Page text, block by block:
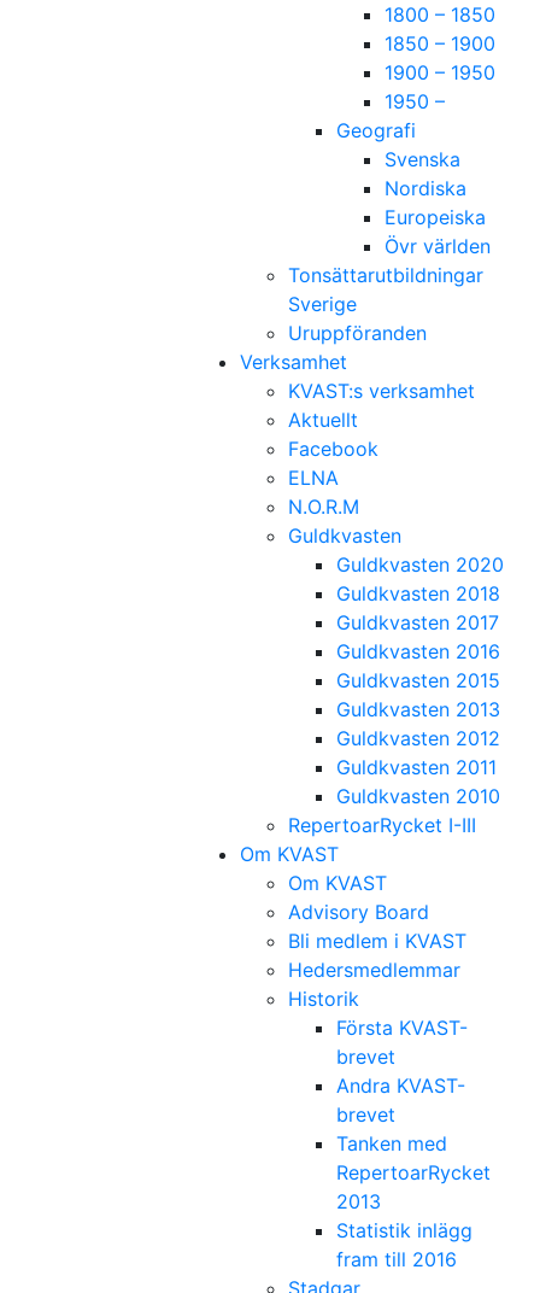
1800 – 1850
1850 – 1900
1900 – 1950
1950 –
Geografi
Svenska
Nordiska
Europeiska
Övr världen
Tonsättarutbildningar
Sverige
Uruppföranden
Verksamhet
KVAST:s verksamhet
Aktuellt
Facebook
ELNA
N.O.R.M
Guldkvasten
Guldkvasten 2020
Guldkvasten 2018
Guldkvasten 2017
Guldkvasten 2016
Guldkvasten 2015
Guldkvasten 2013
Guldkvasten 2012
Guldkvasten 2011
Guldkvasten 2010
RepertoarRycket I-III
Om KVAST
Om KVAST
Advisory Board
Bli medlem i KVAST
Hedersmedlemmar
Historik
Första KVAST-
brevet
Andra KVAST-
brevet
Tanken med
RepertoarRycket
2013
Statistik inlägg
fram till 2016
Stadgar